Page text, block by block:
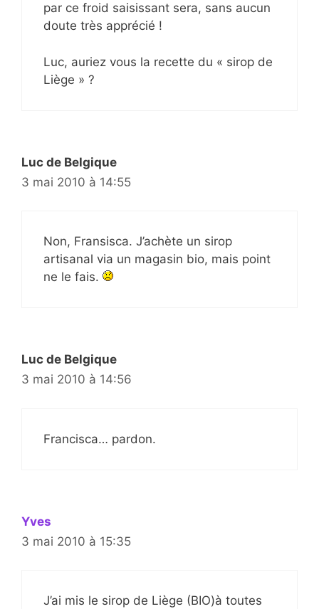
par ce froid saisissant sera, sans aucun
doute très apprécié !
Luc, auriez vous la recette du « sirop de
Liège » ?
Luc de Belgique
3 mai 2010 à 14:55
Non, Fransisca. J’achète un sirop
artisanal via un magasin bio, mais point
ne le fais.
Luc de Belgique
3 mai 2010 à 14:56
Francisca… pardon.
Yves
3 mai 2010 à 15:35
J’ai mis le sirop de Liège (BIO)à toutes